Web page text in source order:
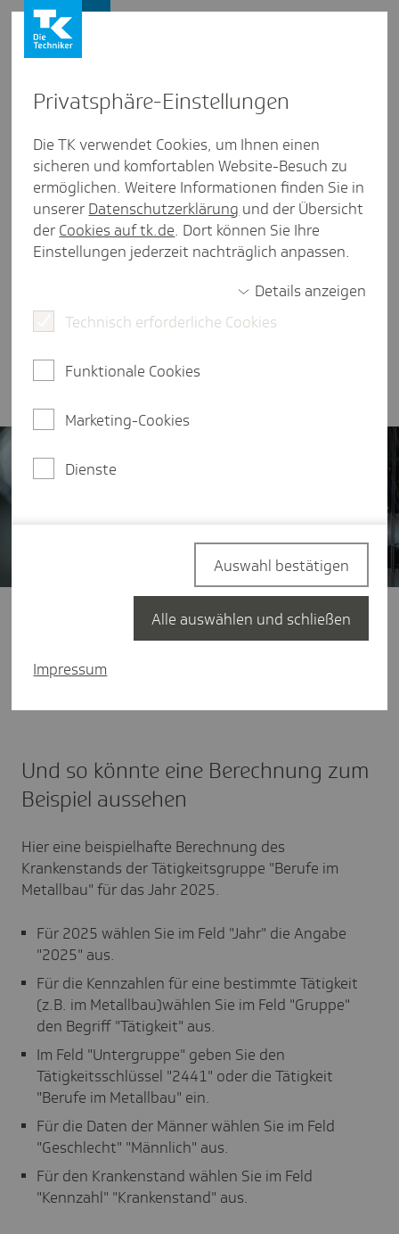
Bench­marks und Statis­ti­ken:
TK-Fehl­zei­ten­tool
Krankenstatistiken ermitteln mit dem TK-
Fehlzeitentool: Mit unserer Anwendung können
Sie schnell und unkompliziert Benchmarks zu
Krankenstand, Arbeitsunfähigkeitsfällen oder
Arbeitsunfähigkeitstagen herausfinden.
Firmenkunden
Wir machen es möglich: Die TK als Gesundheitspartner
Ermitteln Sie sekundenschnell Benchmarks zu
Krankenstand, Arbeitsunfähigkeitsfällen oder
individuellen Angaben ins
Und so könnte eine Berechnung zum
Beispiel aussehen
Hier eine beispielhafte Berechnung des
Krankenstands der Tätigkeitsgruppe "Berufe im
Metallbau" für das Jahr 2025.
Für 2025 wählen Sie im Feld "Jahr" die Angabe
"2025" aus.
Für die Kennzahlen für eine bestimmte Tätigkeit
(z.B. im Metallbau)wählen Sie im Feld "Gruppe"
den Begriff "Tätigkeit" aus.
Im Feld "Untergruppe" geben Sie den
Tätigkeitsschlüssel "2441" oder die Tätigkeit
"Berufe im Metallbau" ein.
Für die Daten der Männer wählen Sie im Feld
"Geschlecht" "Männlich" aus.
Für den Krankenstand wählen Sie im Feld
"Kennzahl" "Krankenstand" aus.
Privat­sphäre-Einstel­lungen
Die TK verwendet Cookies, um Ihnen einen
sicheren und komfortablen Website-Besuch zu
ermöglichen. Weitere Informationen finden Sie in
unserer Datenschutzerklärung und der Übersicht
der Cookies auf tk.de. Dort können Sie Ihre
Einstellungen jederzeit nachträglich anpassen.
Details anzeigen
Technisch erforderliche Cookies
Funktionale Cookies
Marketing-Cookies
Dienste
Impressum
Auswahl bestätigen
Alle auswählen und schließen